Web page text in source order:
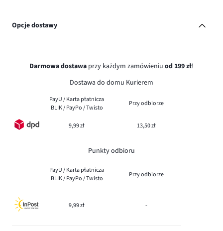
Opcje dostawy
Darmowa dostawa przy każdym zamówieniu od 199 zł!
Dostawa do domu Kurierem
PayU / Karta płatnicza
BLIK / PayPo / Twisto
Przy odbiorze
9,99 zł 13,50 zł
Punkty odbioru
PayU / Karta płatnicza
BLIK / PayPo / Twisto
Przy odbiorze
9,99 zł -